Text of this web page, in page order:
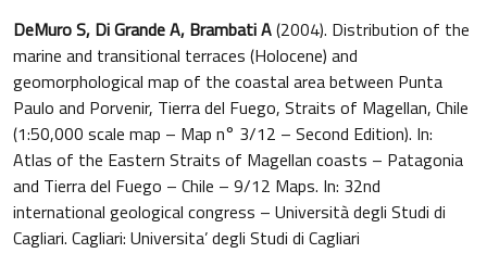
DeMuro S, Di Grande A, Brambati A(2004). Distribution of the
marine and transitional terraces (Holocene) and
geomorphological map of the coastal area between Punta
Paulo and Porvenir, Tierra del Fuego, Straits of Magellan, Chile
(1:50,000 scale map – Map n° 3/12 – Second Edition). In:
Atlas of the Eastern Straits of Magellan coasts – Patagonia
and Tierra del Fuego – Chile – 9/12 Maps. In: 32nd
international geological congress – Università degli Studi di
Cagliari. Cagliari: Universita’ degli Studi di Cagliari